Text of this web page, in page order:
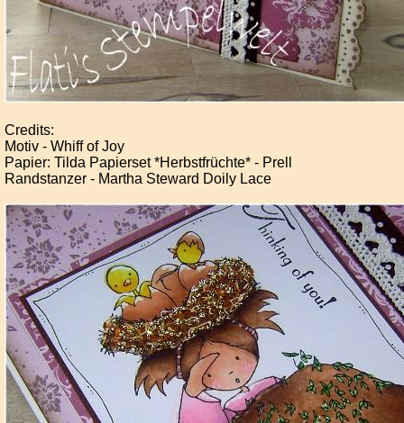
Credits:
Motiv - Whiff of Joy
Papier: Tilda Papierset *Herbstfrüchte* - Prell
Randstanzer - Martha Steward Doily Lace